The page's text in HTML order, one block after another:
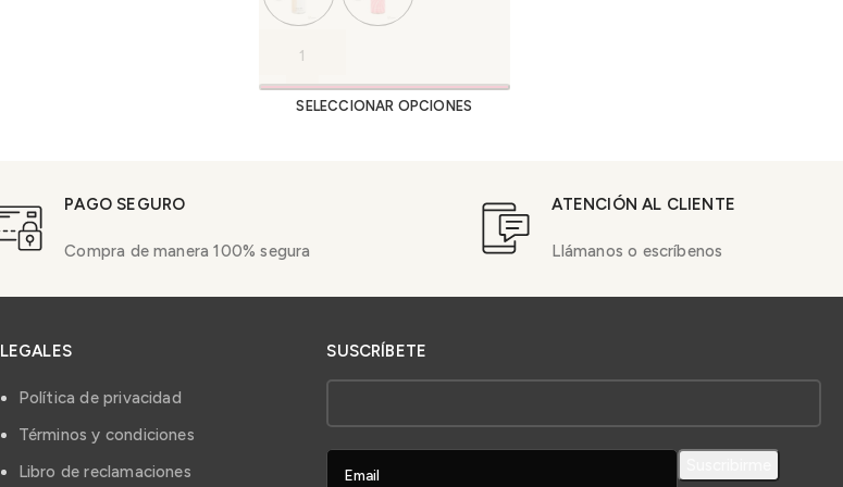
SELECCIONAR OPCIONES
PAGO SEGURO
Compra de manera 100% segura
ATENCIÓN AL CLIENTE
Llámanos o escríbenos
LEGALES
Política de privacidad
Términos y condiciones
Libro de reclamaciones
SUSCRÍBETE